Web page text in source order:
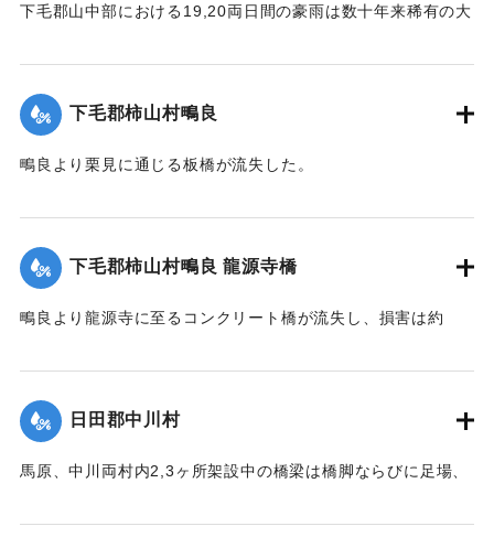
下毛郡山中部における19,20両日間の豪雨は数十年来稀有の大
なった。
【出典：大分新聞 大正12年6月23日朝刊7面】
｜固有コード:00275065
下毛郡柿山村鴫良
鴫良より栗見に通じる板橋が流失した。
｜固有コード:00275066
下毛郡柿山村鴫良 龍源寺橋
鴫良より龍源寺に至るコンクリート橋が流失し、損害は約
｜固有コード:
日田郡中川村
馬原、中川両村内2,3ヶ所架設中の橋梁は橋脚ならびに足場、
通が途絶、詳細を知ることができない。